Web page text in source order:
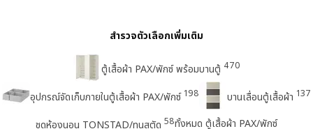
สำรวจตัวเลือกเพิ่มเติม
ตู้เสื้อผ้า PAX/พักซ์ พร้อมบานตู้ 470
อุปกรณ์จัดเก็บภายในตู้เสื้อผ้า PAX/พักซ์ 198 บานเลื่อนตู้เสื้อผ้า 137
ชุดห้องนอน TONSTAD/ทุนสตัด 58ทั้งหมด ตู้เสื้อผ้า PAX/พักซ์